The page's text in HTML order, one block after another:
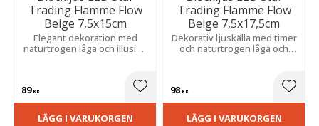
Trading Flamme Flow
Beige 7,5x15cm
Elegant dekoration med
naturtrogen låga och illusion
flera och ger ett behagligt
89KR Lägg till i favoriter
LÄGG I VARUKORGEN
Trading Flamme Flow
Beige 7,5x17,5cm
Dekorativ ljuskälla med timer
och naturtrogen låga och
98 KR
LÄGG I VARUKORGEN